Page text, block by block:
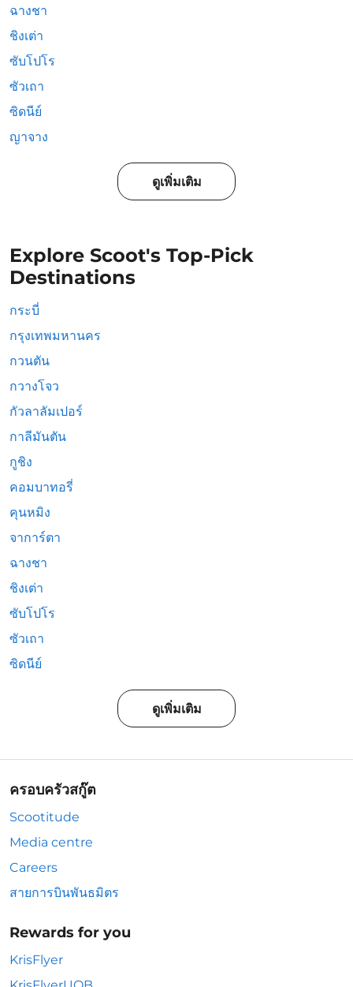
ฉางชา
ชิงเต่า
ซับโปโร
ซัวเถา
ซิดนีย์
ญาจาง
ดูเพิ่มเติม
Explore Scoot's Top-Pick
Destinations
กระบี่
กรุงเทพมหานคร
กวนตัน
กวางโจว
กัวลาลัมเปอร์
กาลีมันตัน
กูชิง
คอมบาทอรี่
คุนหมิง
จาการ์ตา
ฉางชา
ชิงเต่า
ซับโปโร
ซัวเถา
ซิดนีย์
ดูเพิ่มเติม
ครอบครัวสกู๊ต
Scootitude
Media centre
Careers
สายการบินพันธมิตร
Rewards for you
KrisFlyer